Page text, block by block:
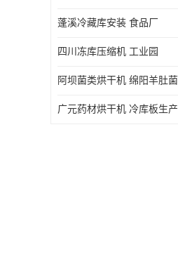
蓬溪冷藏库安装 食品厂
四川冻库压缩机 工业园
广元药材烘干机 冷库板生产